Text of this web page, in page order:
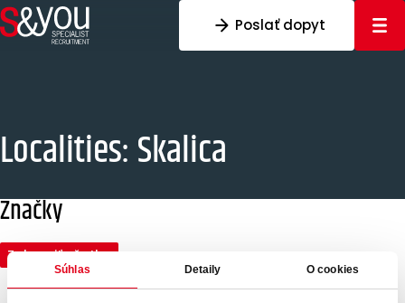
Súhlas Detaily O cookies
Preskočiť na obsah
Poslať dopyt
Localities:Skalica
Značky
Zobraziť všetko